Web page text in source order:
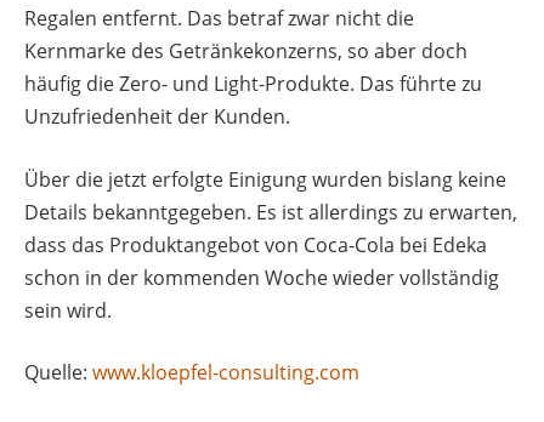
Regalen entfernt. Das betraf zwar nicht die
Kernmarke des Getränkekonzerns, so aber doch
häufig die Zero- und Light-Produkte. Das führte zu
Unzufriedenheit der Kunden.
Über die jetzt erfolgte Einigung wurden bislang keine
Details bekanntgegeben. Es ist allerdings zu erwarten,
dass das Produktangebot von Coca-Cola bei Edeka
schon in der kommenden Woche wieder vollständig
sein wird.
Quelle: www.kloepfel-consulting.com